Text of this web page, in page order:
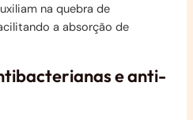
na quebra de
a absorção de
e anti-